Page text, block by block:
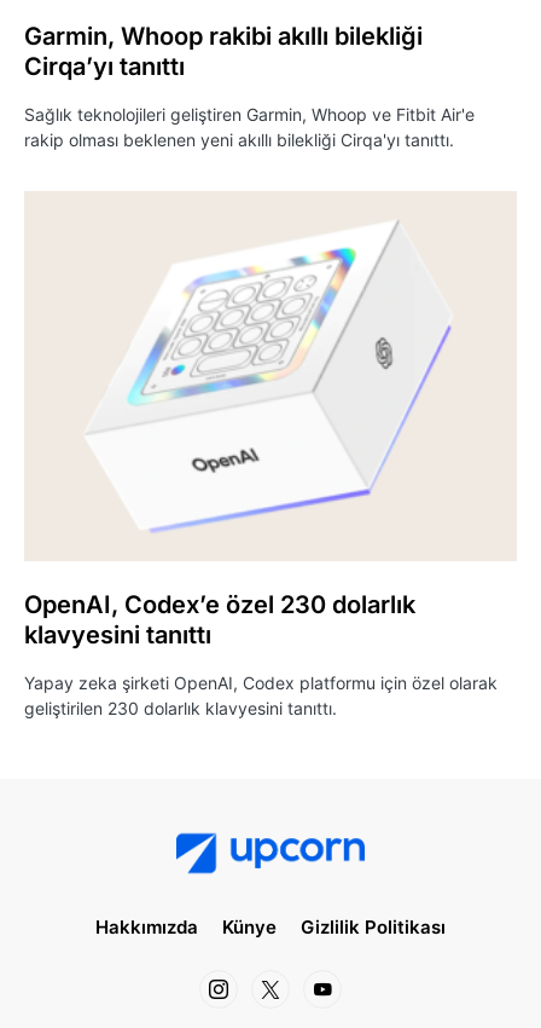
Garmin, Whoop rakibi akıllı bilekliği
Cirqa’yı tanıttı
Sağlık teknolojileri geliştiren Garmin, Whoop ve Fitbit Air'e
rakip olması beklenen yeni akıllı bilekliği Cirqa'yı tanıttı.
OpenAI, Codex’e özel 230 dolarlık
klavyesini tanıttı
Yapay zeka şirketi OpenAI, Codex platformu için özel olarak
geliştirilen 230 dolarlık klavyesini tanıttı.
Hakkımızda Künye Gizlilik Politikası